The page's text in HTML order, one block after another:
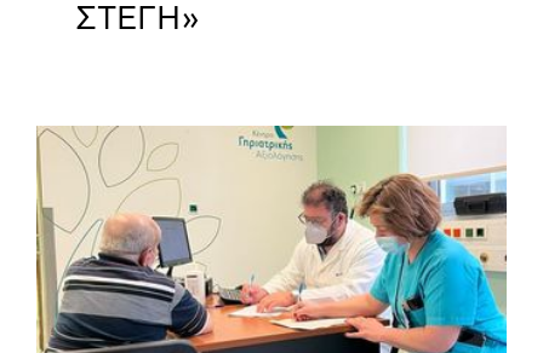
ΣΤΕΓΗ»